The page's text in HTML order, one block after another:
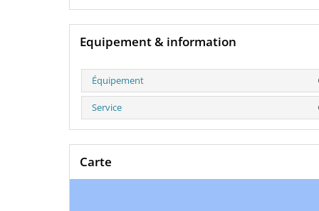
Equipement & information
Équipement
Service
Carte